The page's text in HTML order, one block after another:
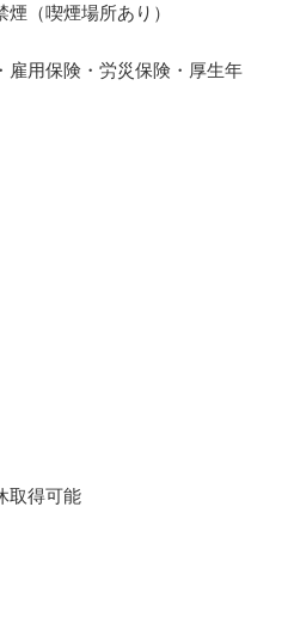
（喫煙場所あり）
雇用保険・労災保険・厚生年
取得可能